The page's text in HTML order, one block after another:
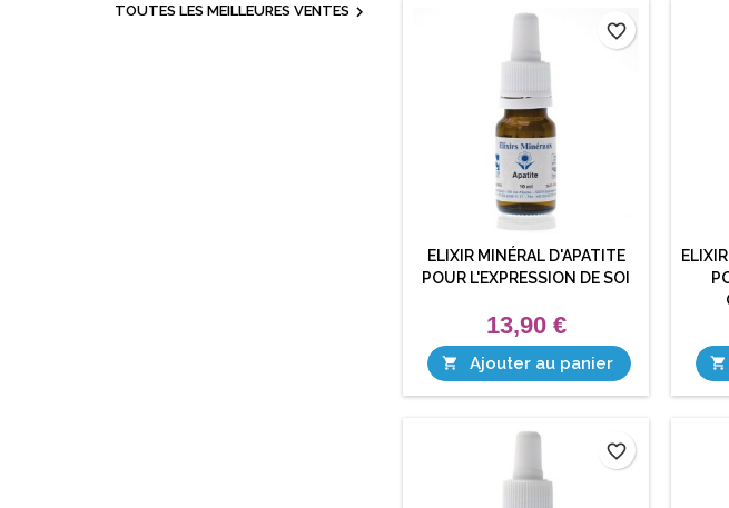
TOUTES LES MEILLEURES VENTES 
ELIXIR MINÉRAL D'APATITE
POUR L'EXPRESSION DE SOI
13,90 €
 Ajouter au panier
favorite_border

favorite_border